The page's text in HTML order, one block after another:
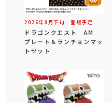
2026年8 月下旬 登場予定
ドラゴンクエスト AM
プレート＆ランチョンマッ
トセット